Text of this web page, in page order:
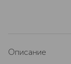
Описание